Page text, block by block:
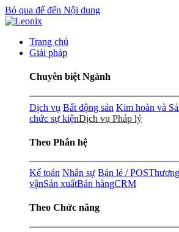
Bỏ qua để đến Nội dung
Trang chủ
Giải pháp
Chuyên biệt Ngành
Dịch vụ Bất động sản Kim hoàn và
chức sự kiệnDịch vụ Pháp lý
Theo Phân hệ
Kế toán Nhân sự Bán lẻ / POS
vậnSản xuấtBán hàngCRM
Theo Chức năng